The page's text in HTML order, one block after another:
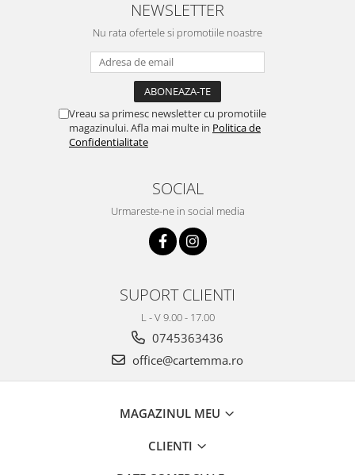
NEWSLETTER
Nu rata ofertele si promotiile noastre
Vreau sa primesc newsletter cu promotiile
magazinului. Afla mai multe in Politica de
Confidentialitate
SOCIAL
Urmareste-ne in social media
SUPORT CLIENTI
L - V 9.00 - 17.00
0745363436
office@cartemma.ro
MAGAZINUL MEU
CLIENTI